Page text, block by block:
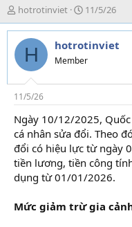
T
h
r
e
d
s
t
a
r
t
e
r
hotrotinviet
N
g
à
y
g
i
11/5/26
H hotrotinviet
Member
11/5/26
Ngày 10/12/2025,
cá nhân sửa đổi. Theo
đổi có hiệu lực từ ngày
tiền lương, tiền công
dụng từ 01/01/2026.
Mức giảm trừ gia